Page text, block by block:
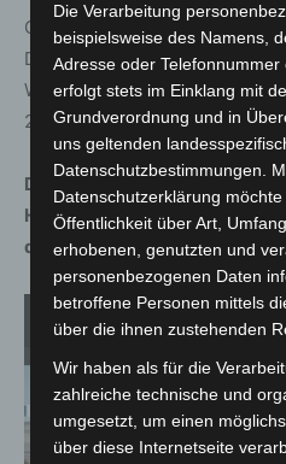
Gemeinsam mit Burkard
Dirk Reinhardt hat Andrea
Wanderausstellung ins Leben
2022 bundesweit Anklang
Die Wanderausstellung ist
HannoverServiceCenter zu
der Öffnungszeiten besucht
Die Verarbeitung
beispielsweise des Namens,
Adresse oder
erfolgt stets im Einklang mit
Grundverordnung und in
uns geltenden
Datenschutzbestimmungen.
Datenschutzerklärung
Öffentlichkeit über Art,
erhobenen, genutzten und
personenbezogenen Daten
betroffene Personen mittels
über die ihnen zustehenden
Wir haben als für die
zahlreiche technische und
umgesetzt, um einen
über diese Internetseite